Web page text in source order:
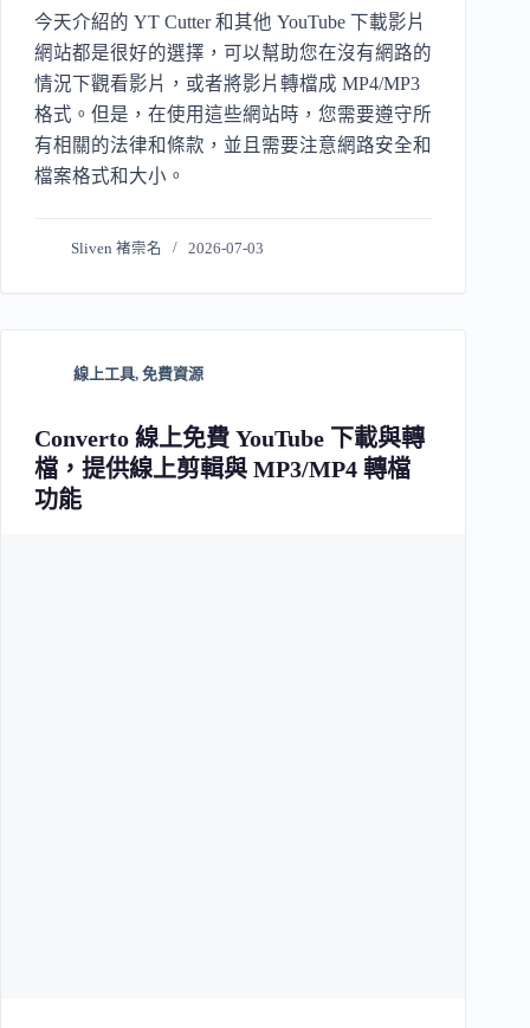
今天介紹的 YT Cutter 和其他 YouTube 下載影片
網站都是很好的選擇，可以幫助您在沒有網路的
情況下觀看影片，或者將影片轉檔成 MP4/MP3
格式。但是，在使用這些網站時，您需要遵守所
有相關的法律和條款，並且需要注意網路安全和
檔案格式和大小。
Sliven 褚崇名 2026-07-03
線上工具, 免費資源
Converto 線上免費 YouTube 下載與轉
檔，提供線上剪輯與 MP3/MP4 轉檔
功能